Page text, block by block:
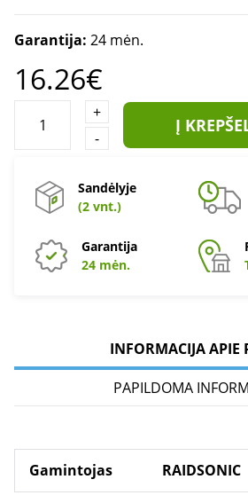
Garantija: 24 mėn.
16.26€
+
-
Į
Sandėlyje
(2 vnt.)
Garantija
24 mėn.
INFORMACIJA APIE
PAPILDOMA
Gamintojas RAIDSONIC